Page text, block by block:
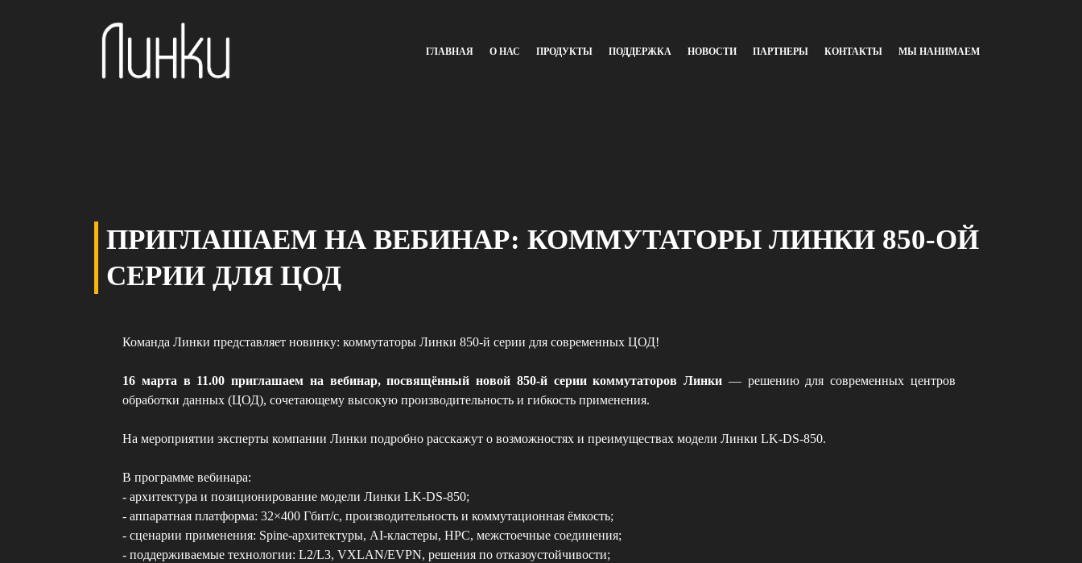
ГЛАВНАЯ О НАС ПРОДУКТЫ ПОДДЕРЖКА НОВОСТИ ПАРТНЕРЫ КОНТАКТЫ МЫ НАНИМАЕМ
ПРИГЛАШАЕМ НА ВЕБИНАР: КОММУТАТОРЫ ЛИНКИ 850-ОЙ
СЕРИИ ДЛЯ ЦОД
Команда Линки представляет новинку: коммутаторы Линки 850‑й серии для современных ЦОД!
16 марта в 11.00 приглашаем на вебинар, посвящённый новой 850-й серии коммутаторов Линки — решению для современных центров
обработки данных (ЦОД), сочетающему высокую производительность и гибкость применения.
На мероприятии эксперты компании Линки подробно расскажут о возможностях и преимуществах модели Линки LK‑DS‑850.
В программе вебинара:
- архитектура и позиционирование модели Линки LK-DS-850;
- аппаратная платформа: 32×400 Гбит/с, производительность и коммутационная ёмкость;
- сценарии применения: Spine‑архитектуры, AI‑кластеры, HPC, межстоечные соединения;
- поддерживаемые технологии: L2/L3, VXLAN/EVPN, решения по отказоустойчивости;